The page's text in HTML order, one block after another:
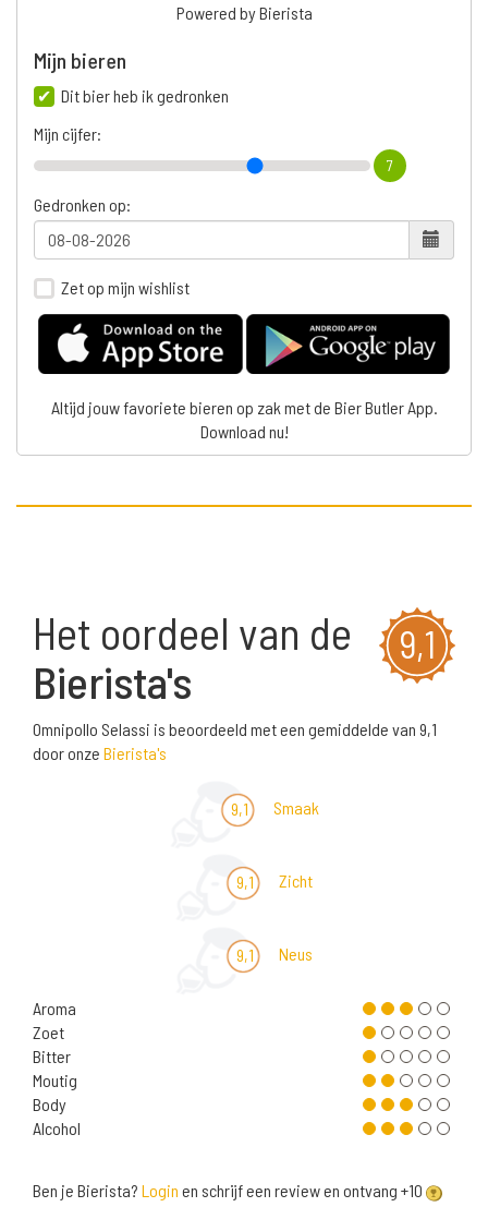
Powered by Bierista
Mijn bieren
Dit bier heb ik gedronken
Mijn cijfer:
7
Gedronken op:
Zet op mijn wishlist
Altijd jouw favoriete bieren op zak met de Bier Butler App.
Download nu!
9,1
Het oordeel van de
Bierista's
Omnipollo Selassi is beoordeeld met een gemiddelde van 9,1
door onze Bierista's
9,1 Smaak
9,1 Zicht
9,1 Neus
Aroma
Zoet
Bitter
Moutig
Body
Alcohol
Ben je Bierista? Login en schrijf een review en ontvang +10